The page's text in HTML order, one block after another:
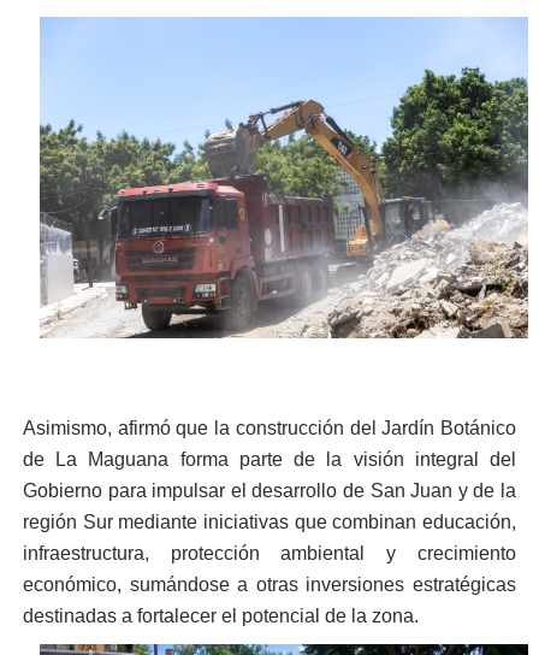
Asimismo, afirmó que la construcción del Jardín Botánico
de La Maguana forma parte de la visión integral del
Gobierno para impulsar el desarrollo de San Juan y de la
región Sur mediante iniciativas que combinan educación,
infraestructura, protección ambiental y crecimiento
económico, sumándose a otras inversiones estratégicas
destinadas a fortalecer el potencial de la zona.